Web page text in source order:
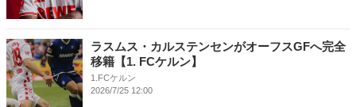
ラスムス・カルステンセンがオーフスGFへ完全
移籍【1. FCケルン】
1.FCケルン
2026/7/25 12:00